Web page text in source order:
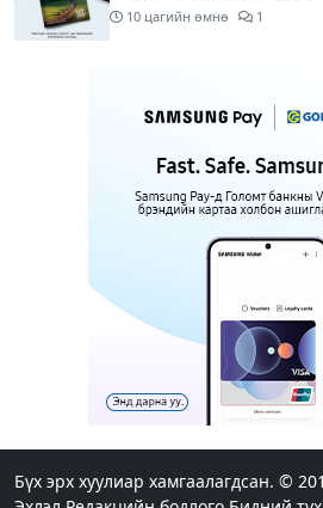
10 цагийн өмнө 1
дарга Б.Пүрэвдагвыг
анхаарахыг үүрэг
Бүх шатанд хэмнэлтийн
наадам, зөвлөгөөн,
Шатахуун, түлш, газрын
бүтээгдэхүүнийг
12 цагийн өмнө 4
авсан машины тоо 2.5
Бүх эрх хуулиар хамгаалагдсан. ©